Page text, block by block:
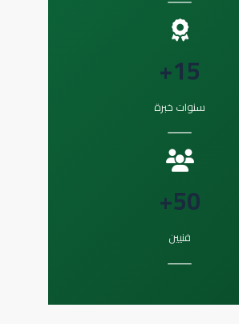
15+
سنوات خبرة
50+
فنيين